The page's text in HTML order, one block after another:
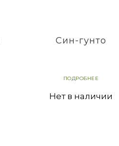
Син-гунто
ПОДРОБНЕЕ
Нет в наличии